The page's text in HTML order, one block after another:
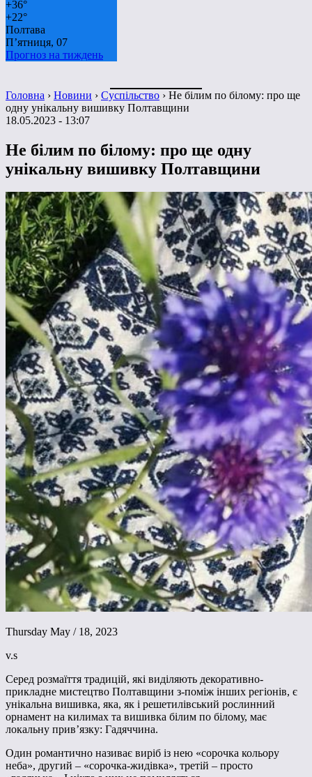
+36°
+22°
Полтава
П’ятниця, 07
Прогноз на тиждень
Головна › Новини › Суспільство › Не білим по білому: про ще
одну унікальну вишивку Полтавщини
18.05.2023 - 13:07
Не білим по білому: про ще одну
унікальну вишивку Полтавщини
Thursday May / 18, 2023
v.s
Серед розмаїття традицій, які виділяють декоративно-
прикладне мистецтво Полтавщини з-поміж інших регіонів, є
унікальна вишивка, яка, як і решетилівський рослинний
орнамент на килимах та вишивка білим по білому, має
локальну прив’язку: Гадяччина.
Один романтично називає виріб із нею «сорочка кольору
неба», другий – «сорочка-жидівка», третій – просто